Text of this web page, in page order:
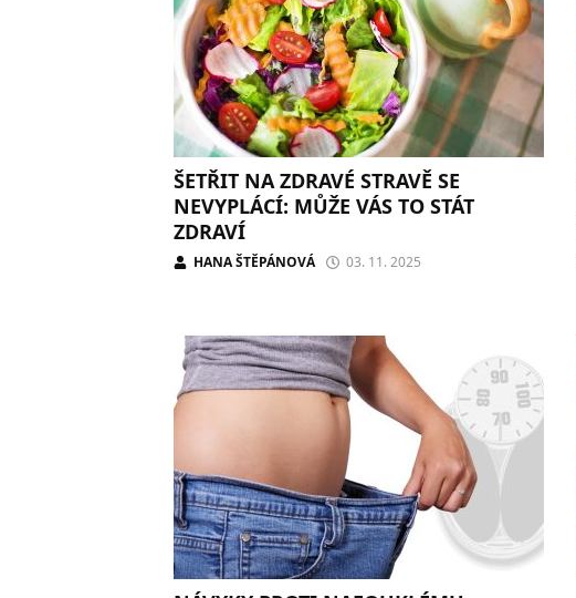
ŠETŘIT NA ZDRAVÉ STRAVĚ SE
NEVYPLÁCÍ: MŮŽE VÁS TO STÁT
ZDRAVÍ
HANA ŠTĚPÁNOVÁ 03. 11. 2025